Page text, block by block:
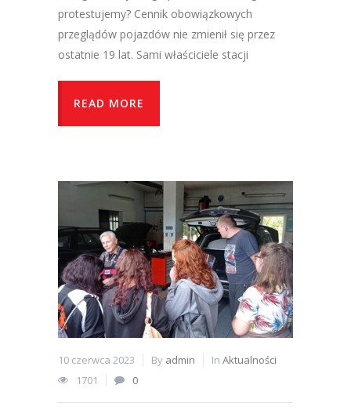
protestujemy? Cennik obowiązkowych
przeglądów pojazdów nie zmienił się przez
ostatnie 19 lat. Sami właściciele stacji
READ MORE
10 czerwca 2023 By admin In Aktualności
1701
0